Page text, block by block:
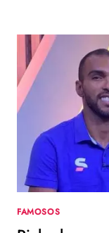
FAMOSOS